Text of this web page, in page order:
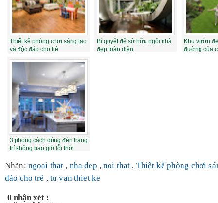
Thiết kế phòng chơi sáng tạo
và độc đáo cho trẻ
Bí quyết để sở hữu ngôi nhà
đẹp toàn diện
Khu vườn
đường của
3 phong cách dùng đèn trang
trí không bao giờ lỗi thời
Nhãn: ngoai that , nha dep ,noi that , Thiết kế phòng chơi
đáo cho trẻ , tu van thiet ke
0 nhận xét :